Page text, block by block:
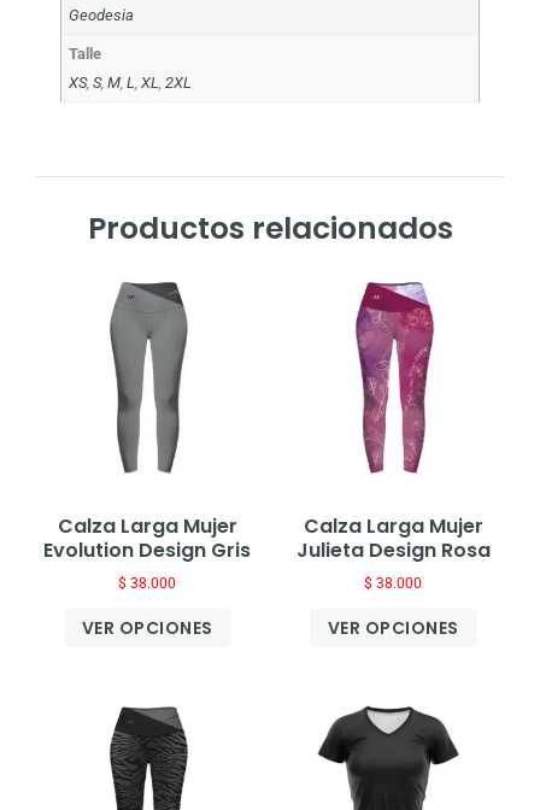
Geodesia
Talle
XS,S,M ,L ,XL ,2XL
Productos relacionados
Calza Larga Mujer
Evolution Design Gris
$ 38.000
VER OPCIONES
Calza Larga Mujer
Julieta Design Rosa
$ 38.000
VER OPCIONES